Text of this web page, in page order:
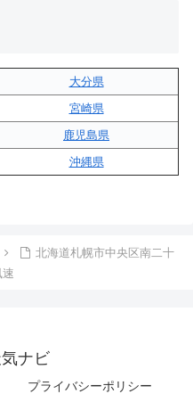
大分県
宮崎県
鹿児島県
沖縄県
北海道札幌市中央区南二十
ナビ
プライバシーポリシー